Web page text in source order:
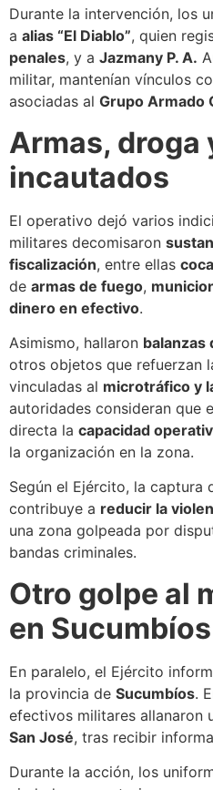
Durante la intervención, los
a alias “El Diablo”, quien
penales, y a Jazmany P. A.
militar, mantenían vínculos
asociadas al Grupo Armado
Armas, droga
incautados
El operativo dejó varios
militares decomisaron
fiscalización, entre ellas
de armas de fuego,
dinero en efectivo.
Asimismo, hallaron balanzas
otros objetos que refuerzan
vinculadas al microtráfico y
autoridades consideran que
directa la capacidad
la organización en la zona.
Según el Ejército, la captura
contribuye a reducir la
una zona golpeada por
bandas criminales.
Otro golpe al
en Sucumbíos
En paralelo, el Ejército
la provincia de Sucumbíos.
efectivos militares allanaron
San José, tras recibir
Durante la acción, los